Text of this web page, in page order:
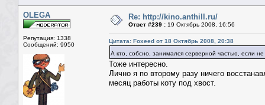
OLEGA
Репутация: 1338
Сообщений: 9950
Re: http://kino.anthill.ru/
Ответ #239 : 19 Октябрь 2008, 16:56
Цитата: Foxeed от 18 Октябрь 2008, 20:38
А кто, собсно, занимался серверной частью, если
Тоже интересно.
Лично я по второму разу ничего
месяц работы коту под хвост.